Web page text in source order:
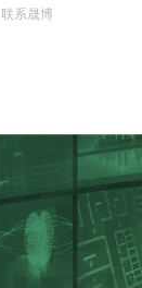
联系晟博